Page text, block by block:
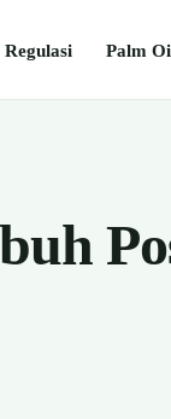
Regulasi Palm